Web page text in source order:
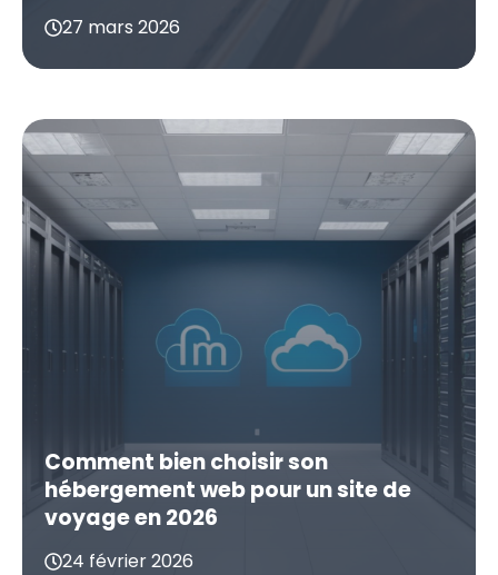
27 mars 2026
Comment bien choisir son
hébergement web pour un site de
voyage en 2026
24 février 2026